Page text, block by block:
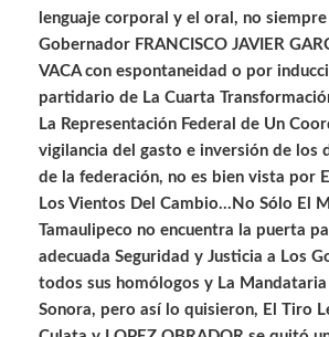
lenguaje corporal y el oral, no siempre
Gobernador FRANCISCO JAVIER
VACA con espontaneidad o por
partidario de La Cuarta
La Representación Federal de Un
vigilancia del gasto e inversión de los
de la federación, no es bien vista por
Los Vientos Del Cambio…No Sólo El
Tamaulipeco no encuentra la puerta
adecuada Seguridad y Justicia a Los
todos sus homólogos y La
Sonora, pero así lo quisieron, El Tiro